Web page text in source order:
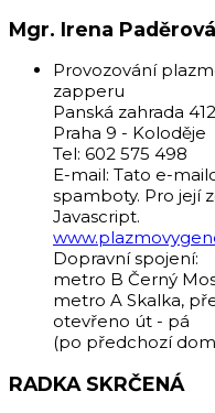
Mgr. Irena Paděrová
Provozování
zapperu
Panská zahrada 412
Praha 9 - Koloděje
Tel: 602 575 498
E-mail: Tato e-
spamboty. Pro její
Javascript.
Dopravní spojení:
metro B Černý
metro A Skalka,
otevřeno út - pá
(po předchozí
RADKA SKRČENÁ